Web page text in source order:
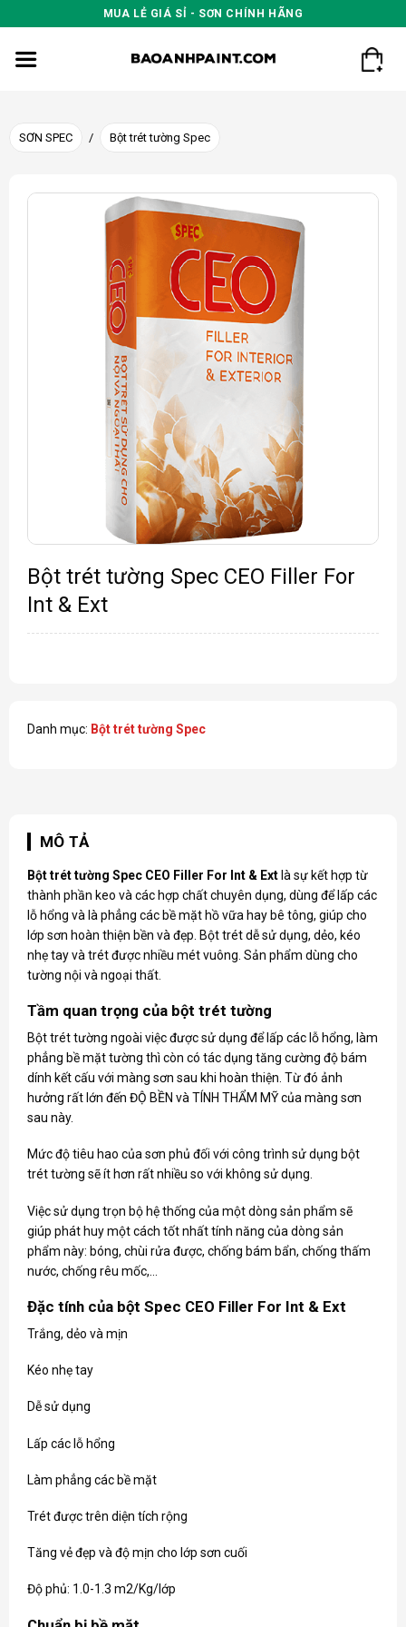
to
content
MUA LẺ GIÁ SỈ - SƠN CHÍNH HÃNG
SƠN SPEC / Bột trét tường Spec
Bột trét tường Spec CEO Filler For
Int & Ext
Danh mục: Bột trét tường Spec
MÔ TẢ
Bột trét tường SpecCEO Filler For Int & Extlà sự kết hợp từ
thành phần keo và các hợp chất chuyên dụng, dùng để lấp các
lỗ hổng và là phẳng các bề mặt hồ vữa hay bê tông, giúp cho
lớp sơn hoàn thiện bền và đẹp. Bột trét dễ sử dụng, dẻo, kéo
nhẹ tay và trét được nhiều mét vuông. Sản phẩm dùng cho
tường nội và ngoại thất.
Tầm quan trọng của bột trét tường
Bột trét tường ngoài việc được sử dụng để lấp các lỗ hổng, làm
phẳng bề mặt tường thì còn có tác dụng tăng cường độ bám
dính kết cấu với màng sơn sau khi hoàn thiện. Từ đó ảnh
hưởng rất lớn đến ĐỘ BỀN và TÍNH THẨM MỸ của màng sơn
sau này.
Mức độ tiêu hao của sơn phủ đối với công trình sử dụng bột
trét tường sẽ ít hơn rất nhiều so với không sử dụng.
Việc sử dụng trọn bộ hệ thống của một dòng sản phẩm sẽ
giúp phát huy một cách tốt nhất tính năng của dòng sản
phẩm này: bóng, chùi rửa được, chống bám bẩn, chống thấm
nước, chống rêu mốc,…
Đặc tính của bột Spec CEO Filler For Int & Ext
Trắng, dẻo và mịn
Kéo nhẹ tay
Dễ sử dụng
Lấp các lỗ hổng
Làm phẳng các bề mặt
Trét được trên diện tích rộng
Tăng vẻ đẹp và độ mịn cho lớp sơn cuối
Độ phủ: 1.0-1.3 m2/Kg/lớp